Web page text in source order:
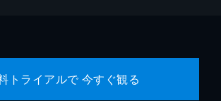
トライアルで 今すぐ観る